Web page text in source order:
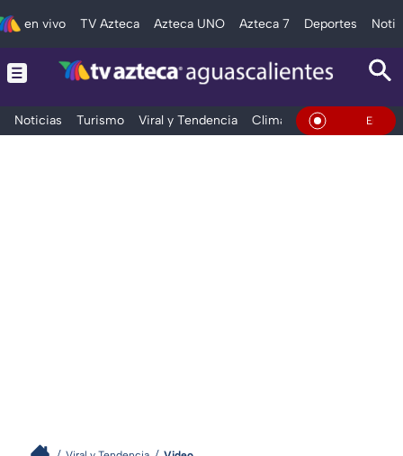
en vivo TV Azteca Azteca UNO Azteca 7 Deportes
Noticias Turismo Viral y Tendencia Clima Deportes En Vivo